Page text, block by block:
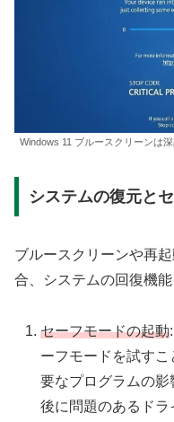
Windows 11 ブルースクリーンは
システムの復元と
ブルースクリーンや再
合、システムの回復機能
セーフモードの起動
ーフモードを試す
要なプログラムの
後に問題のあるドラ